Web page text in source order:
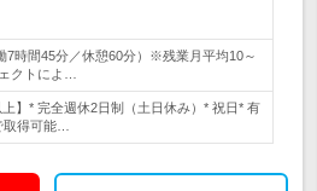
7時間45分／休憩60分）※残業月平均10～
クトによ…
】* 完全週休2日制（土日休み）* 祝日* 有
得可能…